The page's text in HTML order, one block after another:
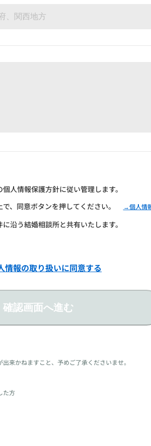
人情報保護方針に従い管理します。
、同意ボタンを押してください。
→個人情
沿う結婚相談所と共有いたします。
情報の取り扱いに同意する
確認画面へ進む
来かねますこと、予めご了承くださいませ。
た方